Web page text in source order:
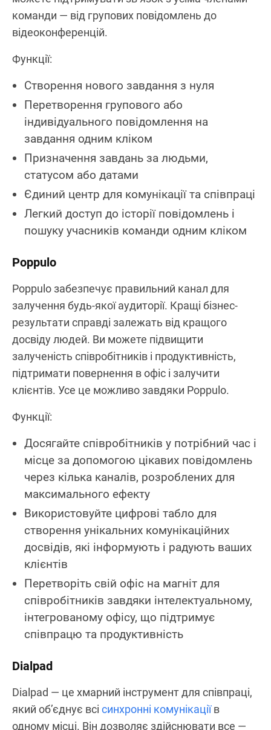
команди — від групових повідомлень до
відеоконференцій.
Функції:
Створення нового завдання з нуля
Перетворення групового або
індивідуального повідомлення на
завдання одним кліком
Призначення завдань за людьми,
статусом або датами
Єдиний центр для комунікації та співпраці
Легкий доступ до історії повідомлень і
пошуку учасників команди одним кліком
Poppulo
Poppulo забезпечує правильний канал для
залучення будь-якої аудиторії. Кращі бізнес-
результати справді залежать від кращого
досвіду людей. Ви можете підвищити
залученість співробітників і продуктивність,
підтримати повернення в офіс і залучити
клієнтів. Усе це можливо завдяки Poppulo.
Функції:
Досягайте співробітників у потрібний час і
місце за допомогою цікавих повідомлень
через кілька каналів, розроблених для
максимального ефекту
Використовуйте цифрові табло для
створення унікальних комунікаційних
досвідів, які інформують і радують ваших
клієнтів
Перетворіть свій офіс на магніт для
співробітників завдяки інтелектуальному,
інтегрованому офісу, що підтримує
співпрацю та продуктивність
Dialpad
Dialpad — це хмарний інструмент для співпраці,
який об’єднує всі синхронні комунікаціїв
одному місці. Він дозволяє здійснювати все —